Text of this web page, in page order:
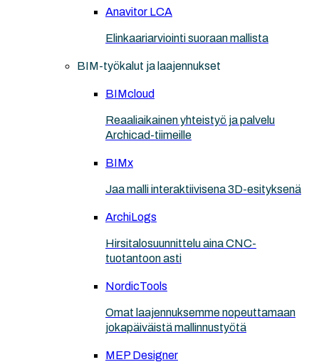
Anavitor LCA
Elinkaariarviointi suoraan mallista
BIM-työkalut ja laajennukset
BIMcloud
Reaaliaikainen yhteistyö ja palvelu
Archicad-tiimeille
BIMx
Jaa malli interaktiivisena 3D-esityksenä
ArchiLogs
Hirsitalosuunnittelu aina CNC-
tuotantoon asti
NordicTools
Omat laajennuksemme nopeuttamaan
jokapäiväistä mallinnustyötä
MEP Designer